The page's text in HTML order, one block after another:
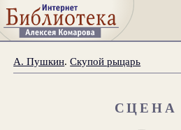
А. Пушкин.Скупой рыцарь
СЦЕНА